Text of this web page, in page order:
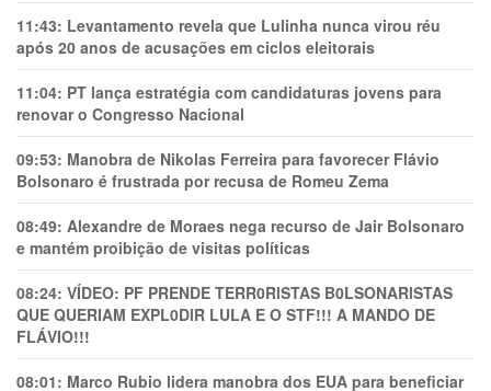
11:43: Levantamento revela que Lulinha nunca virou réu
após 20 anos de acusações em ciclos eleitorais
11:04: PT lança estratégia com candidaturas jovens para
renovar o Congresso Nacional
09:53: Manobra de Nikolas Ferreira para favorecer Flávio
Bolsonaro é frustrada por recusa de Romeu Zema
08:49: Alexandre de Moraes nega recurso de Jair Bolsonaro
e mantém proibição de visitas políticas
08:24: VÍDEO: PF PRENDE TERR0RlSTAS B0LSONARlSTAS
QUE QUERIAM EXPL0DlR LULA E O STF!!! A MANDO DE
FLÁVIO!!!
08:01: Marco Rubio lidera manobra dos EUA para beneficiar